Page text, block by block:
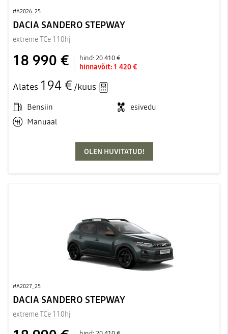
#A2026_25
DACIA SANDERO STEPWAY
extreme TCe 110hj
18 990 € hind: 20 410 €
hinnavõit: 1 420 €
Alates 194 € /kuus
Bensiin
esivedu
Manuaal
OLEN HUVITATUD!
#A2027_25
DACIA SANDERO STEPWAY
extreme TCe 110hj